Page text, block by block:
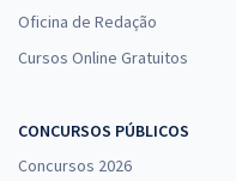
Oficina de Redação
Cursos Online Gratuitos
CONCURSOS PÚBLICOS
Concursos 2026